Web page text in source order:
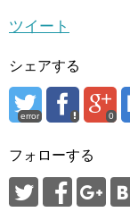
ツイート
シェアする
error 0
フォローする